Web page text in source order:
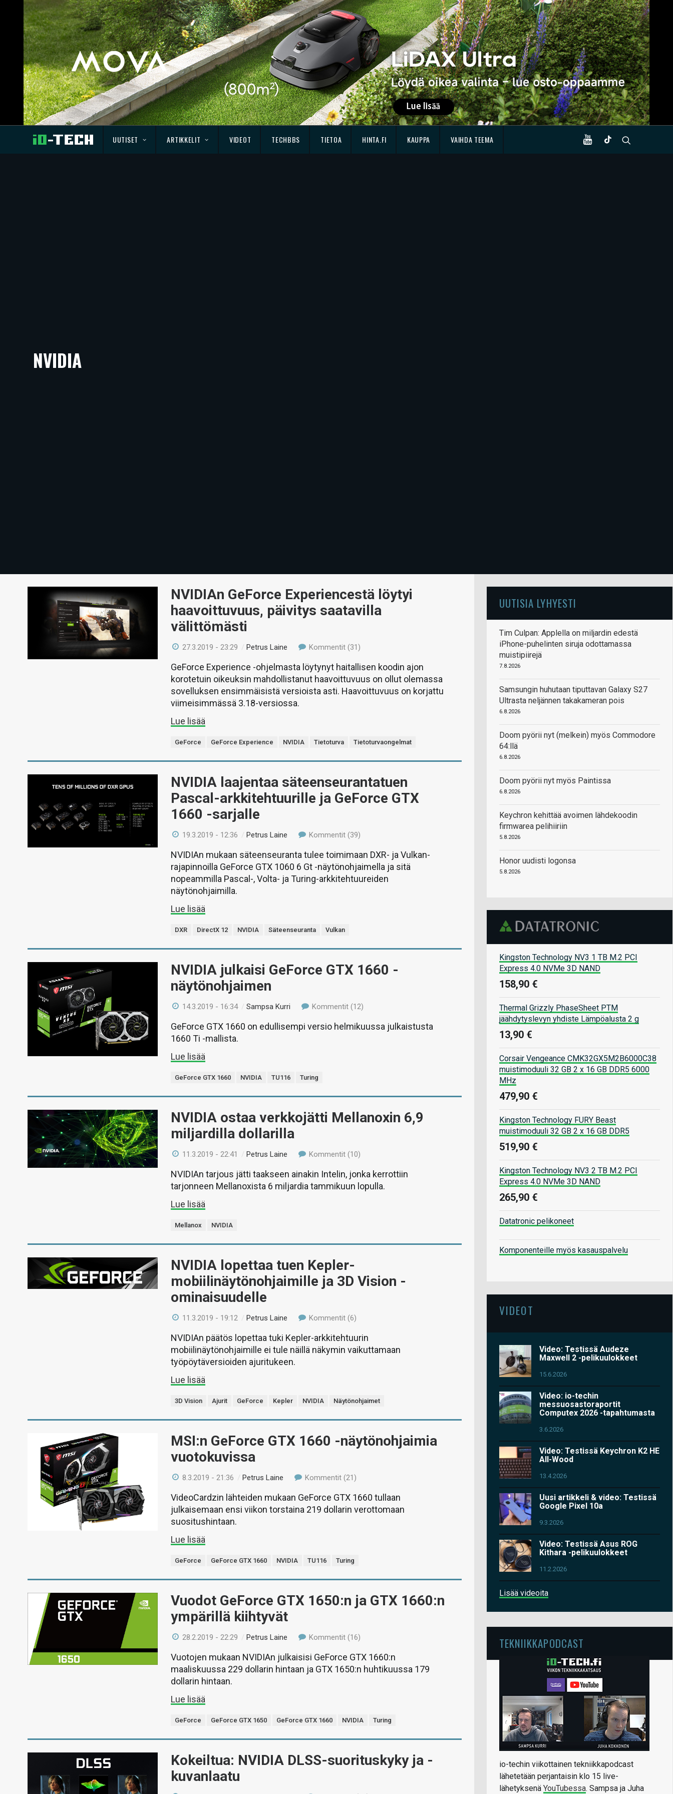
UUTISET ARTIKKELIT VIDEOT TECHBBS TIETOA HINTA.FI KAUPPA VAIHDA TEEMA
NVIDIA
NVIDIAn GeForce Experiencestä löytyi
haavoittuvuus, päivitys saatavilla
välittömästi
27.3.2019 - 23:29 /Petrus Laine Kommentit (31)
GeForce Experience -ohjelmasta löytynyt haitallisen koodin ajon
korotetuin oikeuksin mahdollistanut haavoittuvuus on ollut olemassa
sovelluksen ensimmäisistä versioista asti. Haavoittuvuus on korjattu
viimeisimmässä 3.18-versiossa.
Lue lisää
GeForce GeForce Experience NVIDIA Tietoturva Tietoturvaongelmat
NVIDIA laajentaa säteenseurantatuen
Pascal-arkkitehtuurille ja GeForce GTX
1660 -sarjalle
19.3.2019 - 12:36 /Petrus Laine Kommentit (39)
NVIDIAn mukaan säteenseuranta tulee toimimaan DXR- ja Vulkan-
rajapinnoilla GeForce GTX 1060 6 Gt -näytönohjaimella ja sitä
nopeammilla Pascal-, Volta- ja Turing-arkkitehtuureiden
näytönohjaimilla.
Lue lisää
DXR DirectX 12 NVIDIA Säteenseuranta Vulkan
NVIDIA julkaisi GeForce GTX 1660 -
näytönohjaimen
14.3.2019 - 16:34 /Sampsa Kurri Kommentit (12)
GeForce GTX 1660 on edullisempi versio helmikuussa julkaistusta
1660 Ti -mallista.
Lue lisää
GeForce GTX 1660 NVIDIA TU116 Turing
NVIDIA ostaa verkkojätti Mellanoxin 6,9
miljardilla dollarilla
11.3.2019 - 22:41 /Petrus Laine Kommentit (10)
NVIDIAn tarjous jätti taakseen ainakin Intelin, jonka kerrottiin
tarjonneen Mellanoxista 6 miljardia tammikuun lopulla.
Lue lisää
Mellanox NVIDIA
NVIDIA lopettaa tuen Kepler-
mobiilinäytönohjaimille ja 3D Vision -
ominaisuudelle
11.3.2019 - 19:12 /Petrus Laine Kommentit (6)
NVIDIAn päätös lopettaa tuki Kepler-arkkitehtuurin
mobiilinäytönohjaimille ei tule näillä näkymin vaikuttamaan
työpöytäversioiden ajuritukeen.
Lue lisää
3D Vision Ajurit GeForce Kepler NVIDIA Näytönohjaimet
MSI:n GeForce GTX 1660 -näytönohjaimia
vuotokuvissa
8.3.2019 - 21:36 /Petrus Laine Kommentit (21)
VideoCardzin lähteiden mukaan GeForce GTX 1660 tullaan
julkaisemaan ensi viikon torstaina 219 dollarin verottomaan
suositushintaan.
Lue lisää
GeForce GeForce GTX 1660 NVIDIA TU116 Turing
Vuodot GeForce GTX 1650:n ja GTX 1660:n
ympärillä kiihtyvät
28.2.2019 - 22:29 /Petrus Laine Kommentit (16)
Vuotojen mukaan NVIDIAn julkaisisi GeForce GTX 1660:n
maaliskuussa 229 dollarin hintaan ja GTX 1650:n huhtikuussa 179
dollarin hintaan.
Lue lisää
GeForce GeForce GTX 1650 GeForce GTX 1660 NVIDIA Turing
Kokeiltua: NVIDIA DLSS-suorituskyky ja -
kuvanlaatu
UUTISIA LYHYESTI
Tim Culpan: Applella on miljardin edestä
iPhone-puhelinten siruja odottamassa
muistipiirejä
7.8.2026
Samsungin huhutaan tiputtavan Galaxy S27
Ultrasta neljännen takakameran pois
6.8.2026
Doom pyörii nyt (melkein) myös Commodore
64:llä
6.8.2026
Doom pyörii nyt myös Paintissa
6.8.2026
Keychron kehittää avoimen lähdekoodin
firmwarea pelihiiriin
5.8.2026
Honor uudisti logonsa
5.8.2026
Kingston Technology NV3 1 TB M.2 PCI
Express 4.0 NVMe 3D NAND
158,90 €
Thermal Grizzly PhaseSheet PTM
jäähdytyslevyn yhdiste Lämpöalusta 2 g
13,90 €
Corsair Vengeance CMK32GX5M2B6000C38
muistimoduuli 32 GB 2 x 16 GB DDR5 6000
MHz
479,90 €
Kingston Technology FURY Beast
muistimoduuli 32 GB 2 x 16 GB DDR5
519,90 €
Kingston Technology NV3 2 TB M.2 PCI
Express 4.0 NVMe 3D NAND
265,90 €
Datatronic pelikoneet
Komponenteille myös kasauspalvelu
VIDEOT
Video: Testissä Audeze
Maxwell 2 -pelikuulokkeet
15.6.2026
Video: io-techin
messuosastoraportit
Computex 2026 -tapahtumasta
3.6.2026
Video: Testissä Keychron K2 HE
All-Wood
13.4.2026
Uusi artikkeli & video: Testissä
Google Pixel 10a
9.3.2026
Video: Testissä Asus ROG
Kithara -pelikuulokkeet
11.2.2026
Lisää videoita
TEKNIIKKAPODCAST
io-techin viikottainen tekniikkapodcast
lähetetään perjantaisin klo 15 live-
lähetyksenä YouTubessa. Sampsa ja Juha